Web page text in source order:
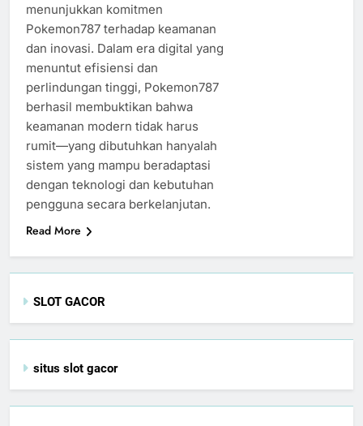
menunjukkan komitmen
Pokemon787 terhadap keamanan
dan inovasi. Dalam era digital yang
menuntut efisiensi dan
perlindungan tinggi, Pokemon787
berhasil membuktikan bahwa
keamanan modern tidak harus
rumit—yang dibutuhkan hanyalah
sistem yang mampu beradaptasi
dengan teknologi dan kebutuhan
pengguna secara berkelanjutan.
Read More
SLOT GACOR
situs slot gacor